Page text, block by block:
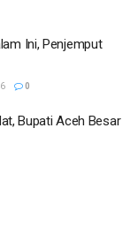
Ini, Penjemput
0
Bupati Aceh Besar